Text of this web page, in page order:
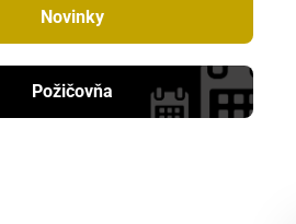
Novinky
Požičovňa